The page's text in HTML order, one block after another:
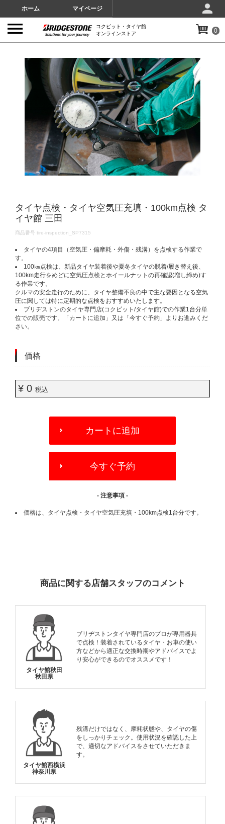
ホーム マイページ
コクピット・タイヤ館
オンラインストア
0
タイヤ点検・タイヤ空気圧充填・100km点検 タ
イヤ館 三田
DETAILS
商品番号 tire-inspection_SP7315
タイヤの4項目（空気圧・偏摩耗・外傷・残溝）を点検する作業で
す。​
100㎞点検は、新品タイヤ装着後や夏冬タイヤの脱着/履き替え後、
100km走行をめどに空気圧点検とホイールナットの再確認(増し締め)す
る作業です。​
クルマの安全走行のために、タイヤ整備不良の中で主な要因となる空気
圧に関しては特に定期的な点検をおすすめいたします。​
ブリヂストンのタイヤ専門店(コクピット/タイヤ館)での作業1台分単
位での販売です。「カートに追加」又は「今すぐ予約」よりお進みくだ
さい。​
価格
¥ 0 税込
OPTIONS
カートに追加
今すぐ予約
- 注意事項 -
価格は、タイヤ点検・タイヤ空気圧充填・100km点検1台分です。
商品に関する店舗スタッフのコメント
タイヤ館秋田
秋田県
ブリヂストンタイヤ専門店のプロが専用器具
で点検！装着されているタイヤ・お車の使い
方などから適正な交換時期やアドバイスでよ
り安心ができるのでオススメです！
タイヤ館西横浜
神奈川県
残溝だけではなく、摩耗状態や、タイヤの傷
をしっかりチェック。使用状況を確認した上
で、適切なアドバイスをさせていただきま
す。